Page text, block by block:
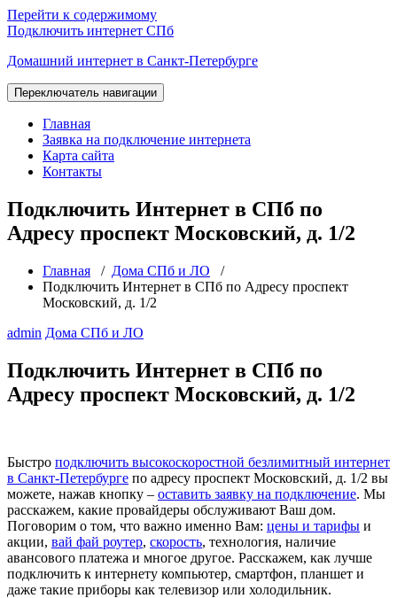
Перейти к содержимому
Подключить интернет СПб
Домашний интернет в Санкт-Петербурге
Переключатель навигации
Главная
Заявка на подключение интернета
Карта сайта
Контакты
Подключить Интернет в СПб по
Адресу проспект Московский, д. 1/2
Главная / Дома СПб и ЛО /
Подключить Интернет в СПб по Адресу проспект
Московский, д. 1/2
admin Дома СПб и ЛО
Подключить Интернет в СПб по
Адресу проспект Московский, д. 1/2
Быстро подключить высокоскоростной безлимитный интернет
в Санкт-Петербурге по адресу проспект Московский, д. 1/2 вы
можете, нажав кнопку – оставить заявку на подключение. Мы
расскажем, какие провайдеры обслуживают Ваш дом.
Поговорим о том, что важно именно Вам: цены и тарифы и
акции, вай фай роутер, скорость, технология, наличие
авансового платежа и многое другое. Расскажем, как лучше
подключить к интернету компьютер, смартфон, планшет и
даже такие приборы как телевизор или холодильник.